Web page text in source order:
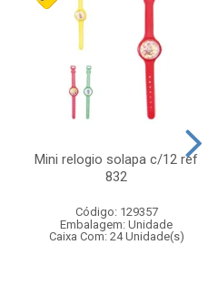
Mini relogio solapa c/12 ref
832
Código: 129357
Embalagem: Unidade
Caixa Com: 24 Unidade(s)